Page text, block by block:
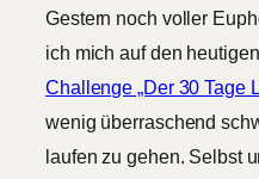
Gestern noch voller
ich mich auf den
Challenge „Der 30 Tage
wenig überraschend
laufen zu gehen. Selbst